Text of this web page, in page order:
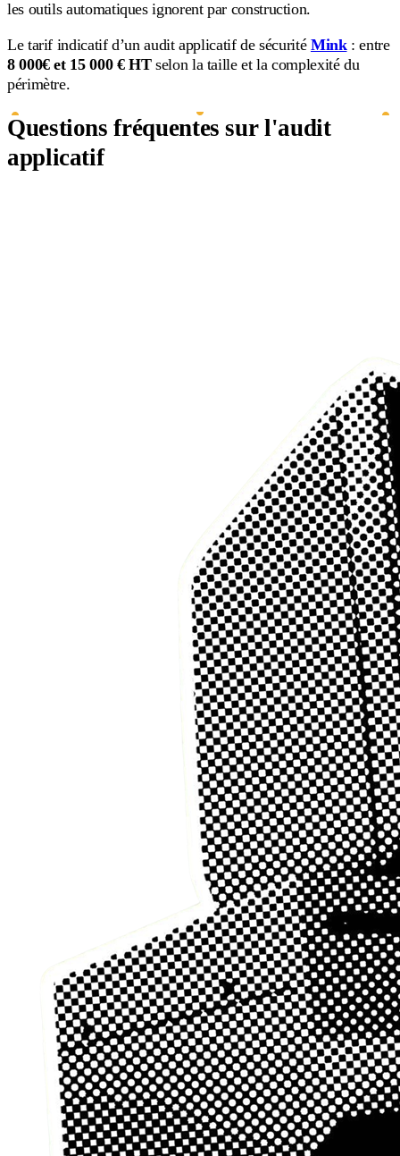
les outils automatiques ignorent par construction.
Le tarif indicatif d’un audit applicatif de sécurité Mink: entre
8 000€ et 15 000 € HTselon la taille et la complexité du
périmètre.
Questions fréquentes sur l'audit
applicatif